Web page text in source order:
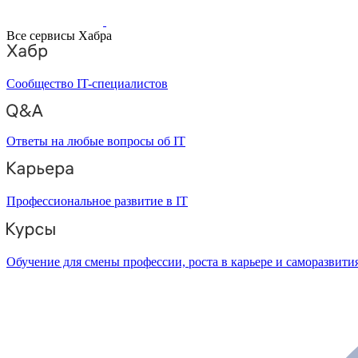
Все сервисы Хабра
Сообщество IT-специалистов
Ответы на любые вопросы об IT
Профессиональное развитие в IT
Обучение для смены профессии, роста в карьере и